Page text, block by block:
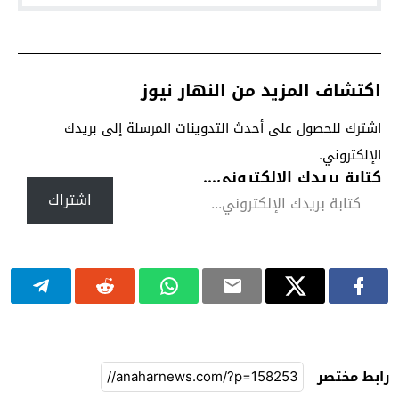
اكتشاف المزيد من النهار نيوز
اشترك للحصول على أحدث التدوينات المرسلة إلى بريدك
الإلكتروني.
كتابة بريدك الإلكتروني...
اشتراك
رابط مختصر